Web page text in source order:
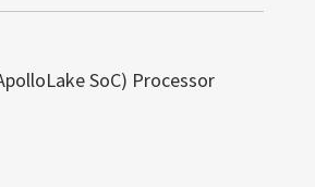
entre
éclatante,
Litemax
from
SoC) Processor